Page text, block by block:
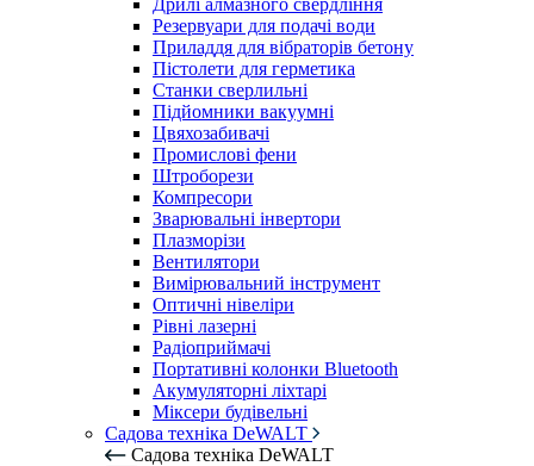
Дрилі алмазного свердління
Резервуари для подачі води
Приладдя для вібраторів бетону
Пістолети для герметика
Станки сверлильні
Підйомники вакуумні
Цвяхозабивачі
Промислові фени
Штроборези
Компресори
Зварювальні інвертори
Плазморізи
Вентилятори
Вимірювальний інструмент
Оптичні нівеліри
Рівні лазерні
Радіоприймачі
Портативні колонки Bluetooth
Акумуляторні ліхтарі
Міксери будівельні
Садова техніка DeWALT
Садова техніка DeWALT